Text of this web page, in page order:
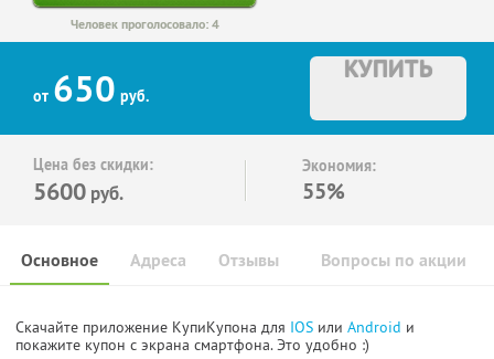
Человек проголосовало: 4
от 650 руб.
КУПИТЬ
Цена без скидки:
5600 руб.
Экономия:
55%
Основное Отзывы Вопросы по акции
Адреса
Скачайте приложение КупиКупона для IOS или Android и
покажите купон с экрана смартфона. Это удобно :)